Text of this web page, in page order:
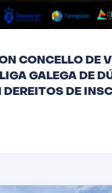
CONCELLO DE
GALEGA DE
DEREITOS DE